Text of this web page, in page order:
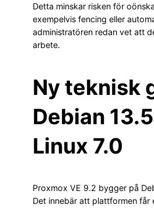
Detta minskar risken för
exempelvis fencing eller
administratören redan vet att
arbete.
Ny teknisk
Debian
Linux 7.0
Proxmox VE 9.2 bygger på
Det innebär att plattformen får